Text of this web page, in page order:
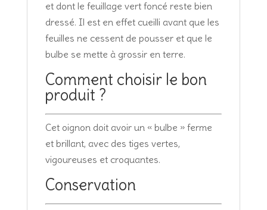
et dont le feuillage vert foncé reste bien
dressé. Il est en effet cueilli avant que les
feuilles ne cessent de pousser et que le
bulbe se mette à grossir en terre.
Comment choisir le bon
produit ?
Cet oignon doit avoir un « bulbe » ferme
et brillant, avec des tiges vertes,
vigoureuses et croquantes.
Conservation